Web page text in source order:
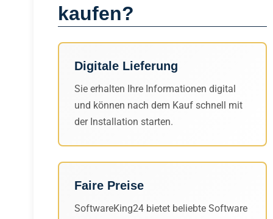
kaufen?
Digitale Lieferung
Sie erhalten Ihre Informationen digital
und können nach dem Kauf schnell mit
der Installation starten.
Faire Preise
SoftwareKing24 bietet beliebte Software